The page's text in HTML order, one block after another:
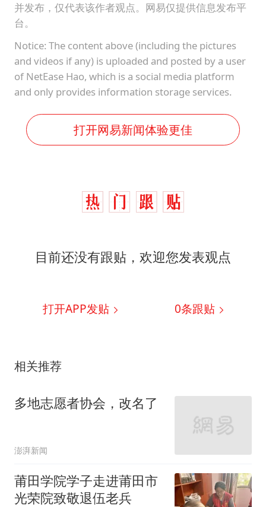
并发布，仅代表该作者观点。网易仅提供信息发布平
台。
Notice: The content above (including the pictures
and videos if any) is uploaded and posted by a user
of NetEase Hao, which is a social media platform
and only provides information storage services.
打开网易新闻体验更佳
目前还没有跟贴，欢迎您发表观点
打开APP发贴 0条跟贴
相关推荐
多地志愿者协会，改名了
澎湃新闻
莆田学院学子走进莆田市
光荣院致敬退伍老兵